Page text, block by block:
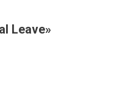
Leave»